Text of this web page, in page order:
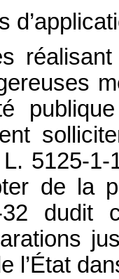
L. 5125-
de la
32 dudit
l’État